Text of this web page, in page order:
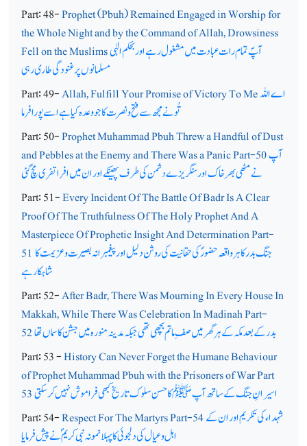
Part: 48-Prophet (Pbuh) Remained Engaged in Worship for
the Whole Night and by the Command of Allah, Drowsiness
Fell on the Muslimsآپؐ تمام رات عبادت میں مشغول رہے اور بحکم الٰہی
مسلمانوں پر غنودگی طاری رہی
Part: 49-Allah, Fulfill Your Promise of Victory To Meاے اللہ
تُونے مجھ سے فتح و نصرت کا جو وعدہ کیا ہے اسے پورا فرما
Part: 50-Prophet Muhammad Pbuh Threw a Handful of Dust
and Pebbles at the Enemy and There Was a Panic Part-50آپ
نے مٹھی بھر خاک اور سنگریزے دشمن کی طرف پھینکے اور ان میں افراتفری مچ گئی
Part: 51-Every Incident Of The Battle Of Badr Is A Clear
Proof Of The Truthfulness Of The Holy Prophet And A
Masterpiece Of Prophetic Insight And Determination Part-
51 جنگ بدر کا ہر واقعہ حضورؐ کی حقانیت کی روشن دلیل اور پیغمبرانہ بصیرت و عزیمت کا
شاہکار ہے
Part: 52-After Badr, There Was Mourning In Every House In
Makkah, While There Was Celebration In Madinah Part-
52بدر کے بعد مکہ کے ہر گھرمیں صف ِ ماتم بچھی تھی جبکہ مدینہ منورہ میں جشن کا سماں تھا
Part: 53 -History Can Never Forget the Humane Behaviour
of Prophet Muhammad Pbuh with the Prisoners of War Part
53اسیرانِ جنگ کے ساتھ آپ ﷺ کا حسن سلوک تاریخ کبھی فراموش نہیں کرسکتی
Part: 54-Respect For The Martyrs Part-54شہداء کی تکریم اور ان کے
اہل و عیال کی دلجوئی کا پہلا نمونہ نبی کریمؐ نے پیش فرمایا